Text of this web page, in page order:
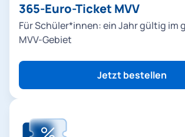
r
M
365-Euro-Ticket MVV
Für Schüler*innen: ein Jahr gültig im
MVV-Gebiet
Jetzt bestellen